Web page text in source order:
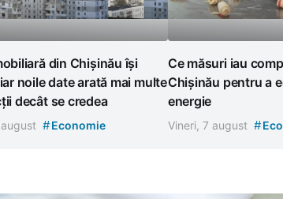
din Chișinău își
noile date arată mai multe
decât se credea
#Economie
Ce măsuri iau
Chișinău pentru a
energie
Vineri, 7 august #